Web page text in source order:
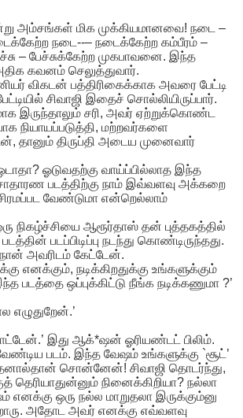
அம்சங்கள் மிக முக்கியமானவை! நடை –
நடை--– நடைக்கேற்ற கம்பீரம் –
– பேச்சுக்கேற்ற முகபாவனை. இந்த
கவனம் செலுத்துவார்.
விகடன் பத்திரிகைக்காக அவரை பேட்டி
சிவாஜி இதைச் சொல்லியிருப்பார்.
இருந்தாலும் சரி, அவர் ஏற்றுக்கொண்ட
நியாயப்படுத்தி, மற்றவர்களை
தானும் திருப்தி அடைய முனைவார்
ஓடுவதற்கு வாய்ப்பில்லாத இந்த
சாதாரண படத்திற்கு நாம் இவ்வளவு அக்கறை
வேண்டுமா என்றெல்லாம்
நிகழ்ச்சியை ஆரூர்தாஸ் தன் புத்தகத்தில்
படத்தின் படப்பிடிப்பு நடந்து கொண்டிருந்தது.
அவரிடம் கேட்டேன்.
எனக்கும், நடிக்கிறதுக்கு உங்களுக்கும்
படத்தை ஒப்புக்கிட்டு நீங்க நடிக்கணுமா ?’
இது ஆக்*ஷன் ஓரியண்டட் பிலிம்.
படம். இந்த வேஷம் உங்களுக்கு `சூட்’
சொன்னேன்! சிவாஜி தொடர்ந்து,
தெரியாதுன்னும் நினைக்கிறியா? நல்லா
எனக்கு ஒரு நல்ல மாறுதலா இருக்கும்னு
அதோட அவர் எனக்கு எவ்வளவு